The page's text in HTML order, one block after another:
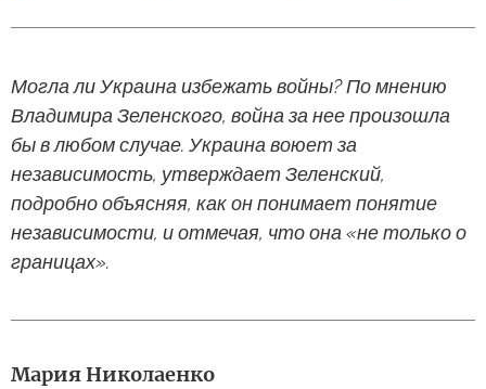
Могла ли Украина избежать войны? По мнению
Владимира Зеленского, война за нее произошла
бы в любом случае. Украина воюет за
независимость, утверждает Зеленский,
подробно объясняя, как он понимает понятие
независимости, и отмечая, что она «не только о
границах».
Мария Николаенко